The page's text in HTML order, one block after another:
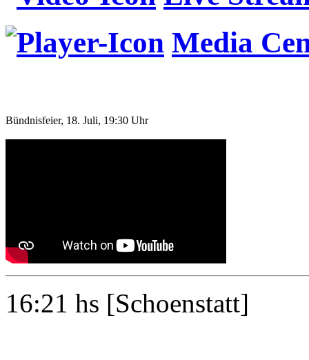
Media
Bündnisfeier, 18. Juli, 19:30 Uhr
16:21 hs [Schoenstatt]